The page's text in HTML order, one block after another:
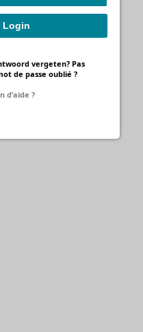
Login
vergeten? Pas
de passe oublié ?
d’aide ?